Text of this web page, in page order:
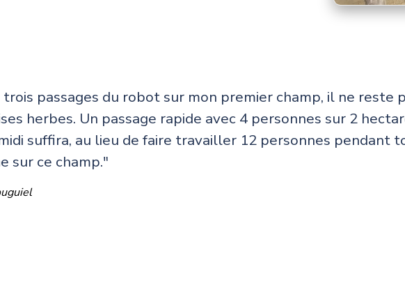
passages du robot sur mon premier champ, il ne reste
herbes. Un passage rapide avec 4 personnes sur 2
suffira, au lieu de faire travailler 12 personnes pendant
sur ce champ."